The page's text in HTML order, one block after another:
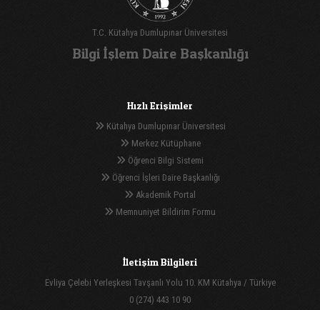
T.C. Kütahya Dumlupınar Üniversitesi
Bilgi İşlem Daire Başkanlığı
Hızlı Erişimler
Kütahya Dumlupınar Üniversitesi
Merkez Kütüphane
Öğrenci Bilgi Sistemi
Öğrenci İşleri Daire Başkanlığı
Akademik Portal
Memnuniyet Bildirim Formu
İletişim Bilgileri
Evliya Çelebi Yerleşkesi Tavşanlı Yolu 10. KM Kütahya / Türkiye
0 (274) 443 10 90